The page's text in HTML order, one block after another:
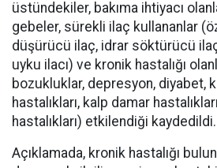
üstündekiler, bakıma ihtiyacı
gebeler, sürekli ilaç kullananlar
düşürücü ilaç, idrar söktürücü
uyku ilacı) ve kronik hastalığı
bozukluklar, depresyon, diyabet,
hastalıkları, kalp damar
hastalıkları) etkilendiği kaydedildi.
Açıklamada, kronik hastalığı